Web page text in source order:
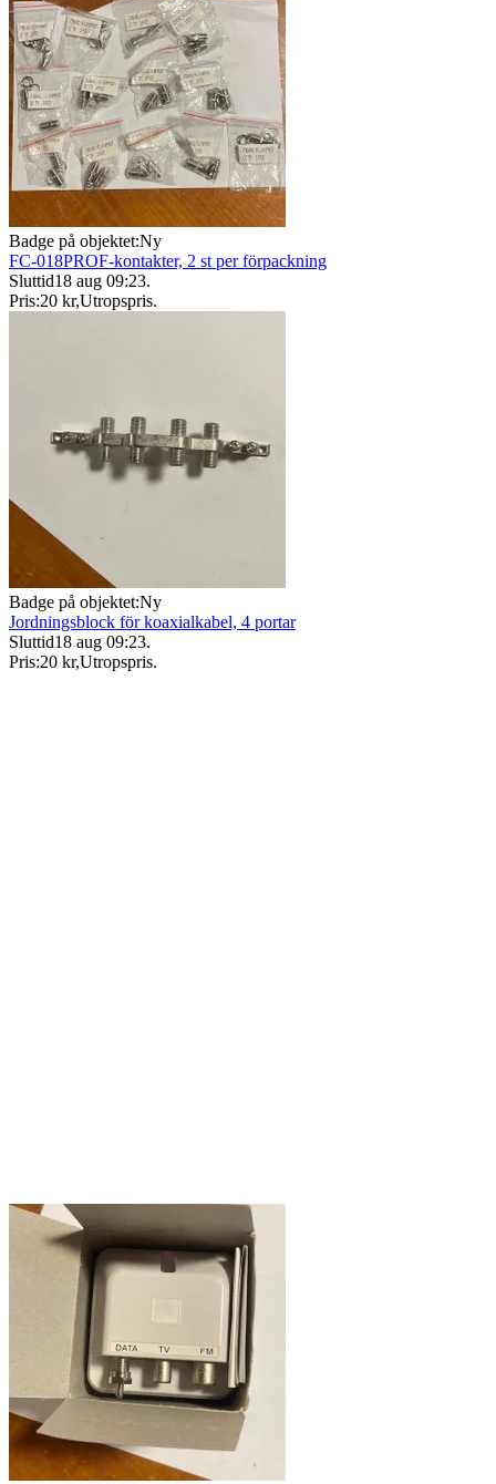
Badge på objektet:Ny
FC-018PROF-kontakter, 2 st per förpackning
Sluttid18 aug 09:23.
Pris:20 kr,Utropspris.
Badge på objektet:Ny
Jordningsblock för koaxialkabel, 4 portar
Sluttid18 aug 09:23.
Pris:20 kr,Utropspris.